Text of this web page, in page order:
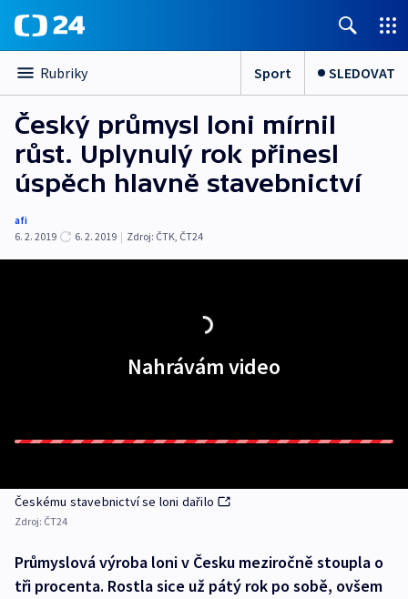
Rubriky Sport SLEDOVAT
Český průmysl loni mírnil
růst. Uplynulý rok přinesl
úspěch hlavně stavebnictví
afi
6. 2. 2019
6. 2. 2019 | Zdroj: ČTK, ČT24
Nahrávám video
Českému stavebnictví se loni dařilo
Zdroj: ČT24
Průmyslová výroba loni v Česku meziročně stoupla o
tři procenta. Rostla sice už pátý rok po sobě, ovšem